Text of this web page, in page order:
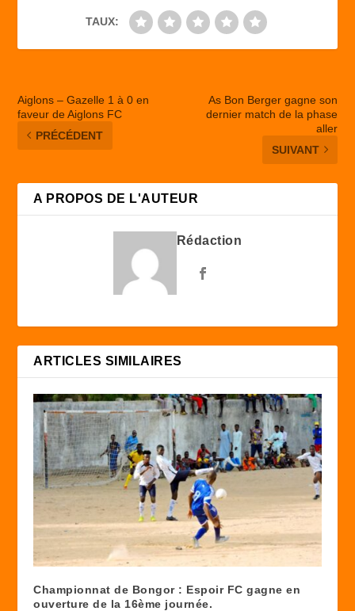
TAUX:
Aiglons – Gazelle 1 à 0 en
faveur de Aiglons FC
PRÉCÉDENT
As Bon Berger gagne son
dernier match de la phase
aller
SUIVANT
A PROPOS DE L'AUTEUR
Rédaction
ARTICLES SIMILAIRES
Championnat de Bongor : Espoir FC gagne en
ouverture de la 16ème journée.